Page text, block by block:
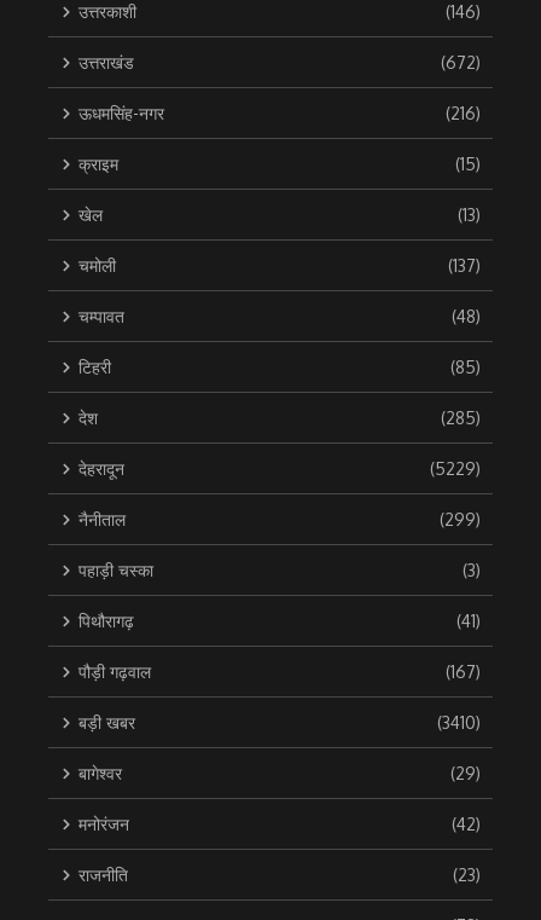
उत्तरकाशी (146)
उत्तराखंड (672)
ऊधमसिंह-नगर (216)
क्राइम (15)
खेल (13)
चमोली (137)
चम्पावत (48)
टिहरी (85)
देश (285)
देहरादून (5229)
नैनीताल (299)
पहाड़ी चस्का (3)
पिथौरागढ़ (41)
पौड़ी गढ़वाल (167)
बड़ी खबर (3410)
बागेश्वर (29)
मनोरंजन (42)
राजनीति (23)